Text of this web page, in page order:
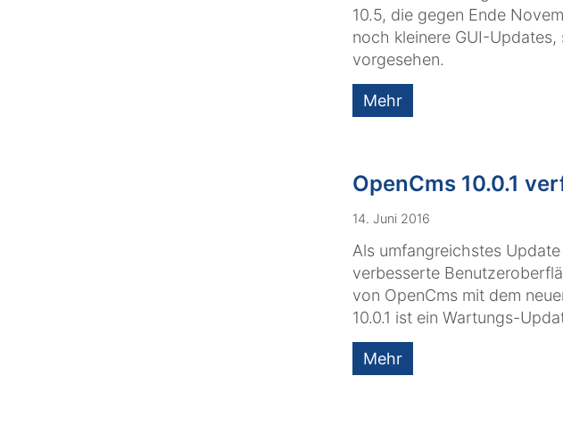
10.5, die gegen Ende
noch kleinere GUI-
vorgesehen.
Mehr
OpenCms 10.0.1
14. Juni 2016
Als umfangreichstes
verbesserte
von OpenCms mit dem
10.0.1 ist ein Wartungs-
Mehr